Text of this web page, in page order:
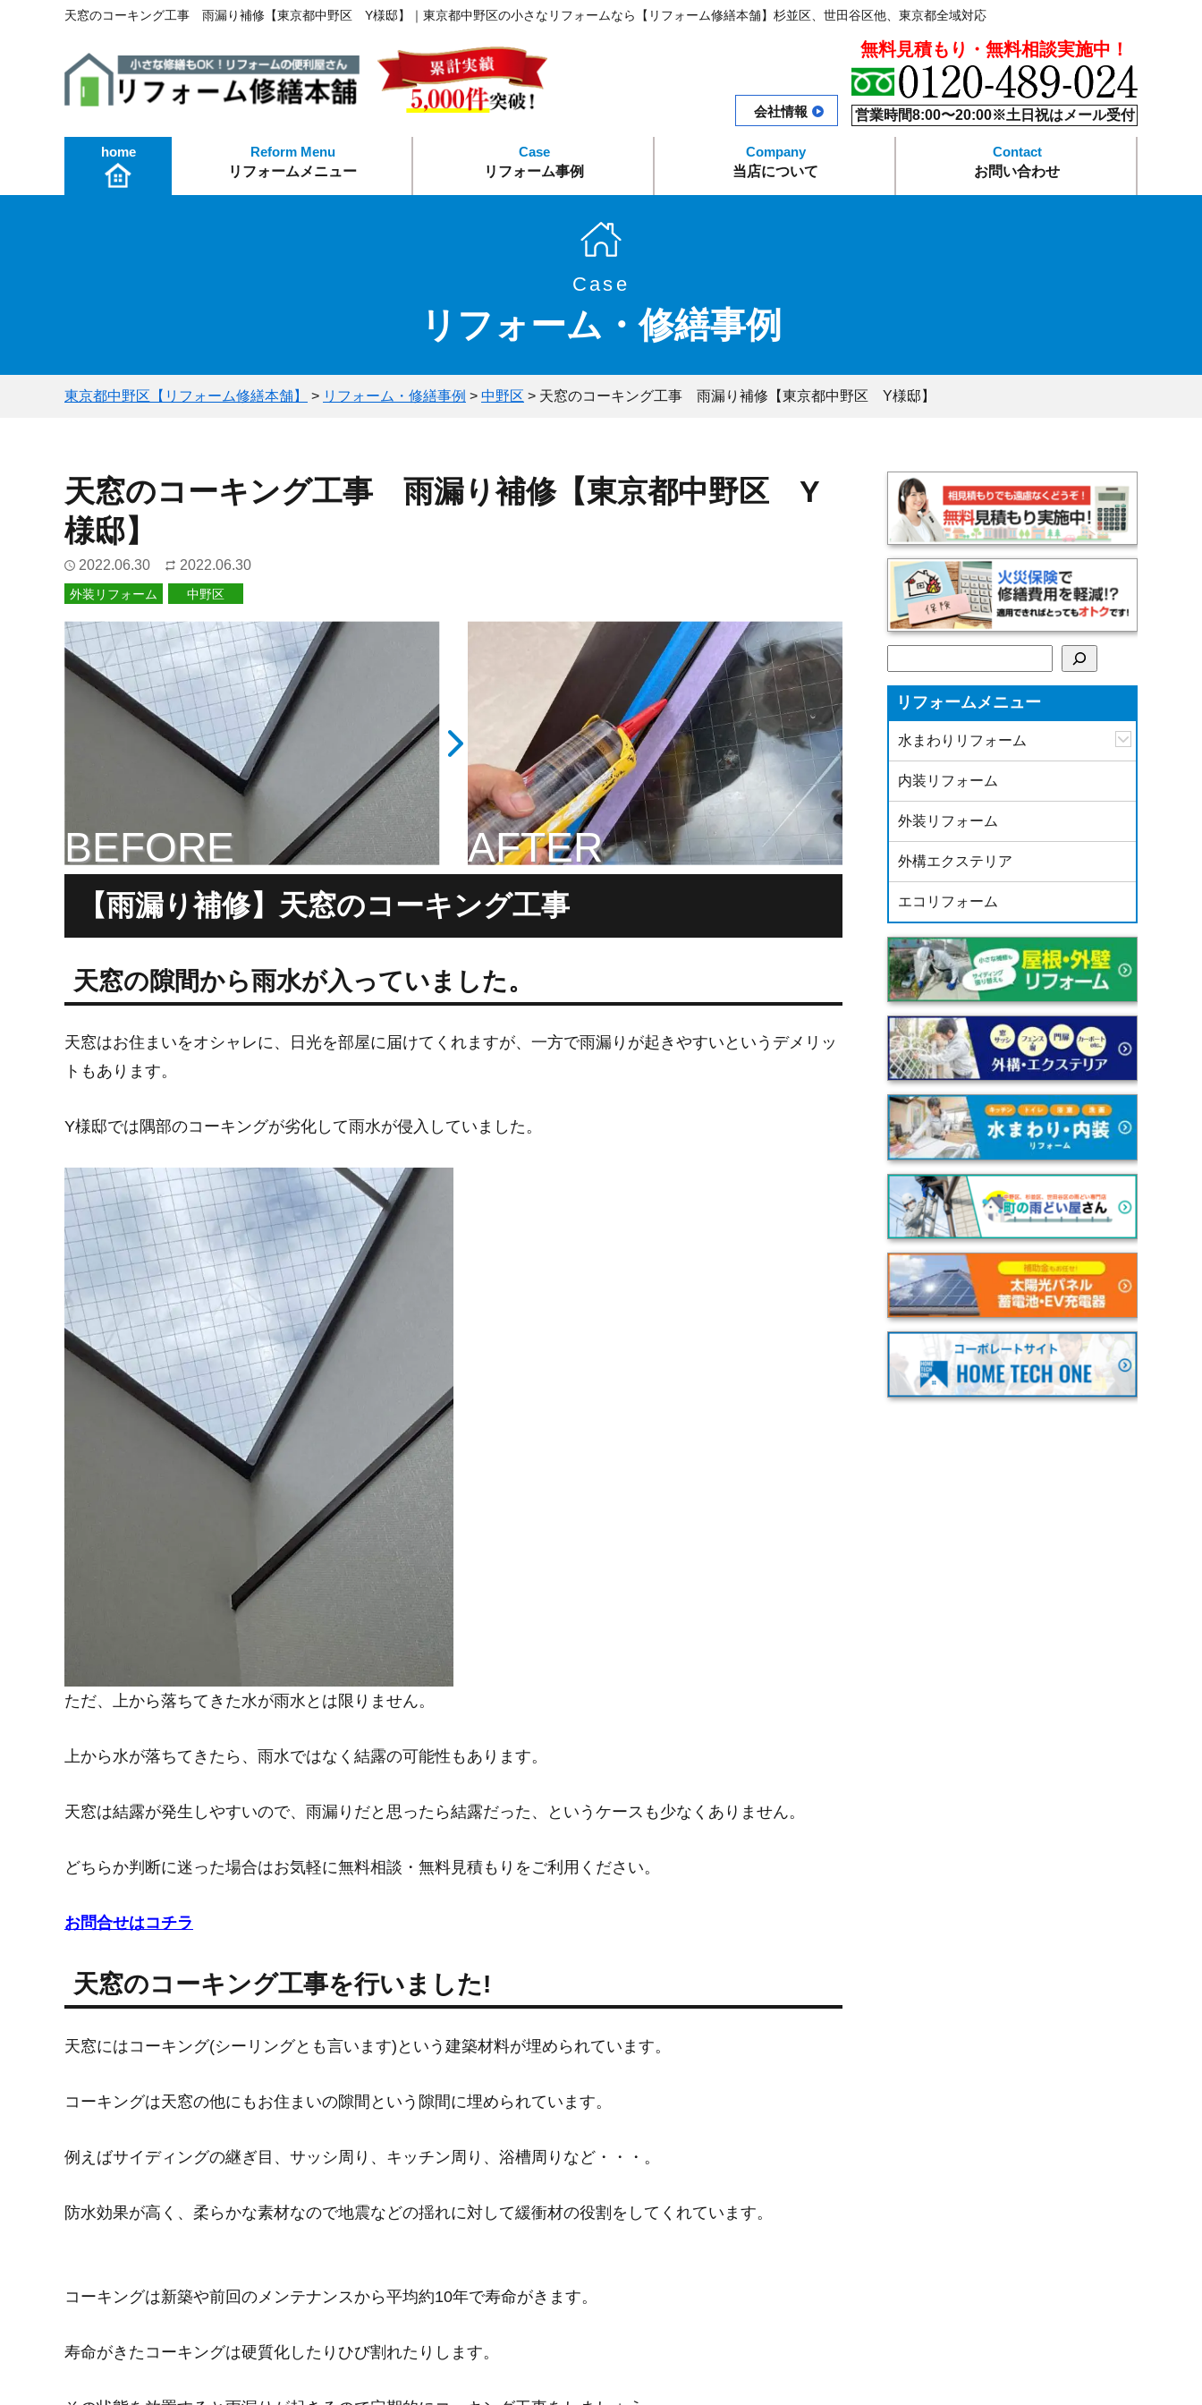
天窓のコーキング工事 雨漏り補修【東京都中野区 Y様邸】｜東京都中野区の小さなリフォームなら【リフォーム修繕本舗】杉並区、世田谷区他、東京都全域対応
会社情報
無料見積もり・無料相談実施中！
営業時間8:00〜20:00※土日祝はメール受付
home
リフォームメニュー
水まわりリフォーム
リフォーム事例 当店について お問い合わせ
Case
リフォーム・修繕事例
東京都中野区【リフォーム修繕本舗】 > リフォーム・修繕事例 > 中野区 > 天窓のコーキング工事 雨漏り補修【東京都中野区 Y様邸】
天窓のコーキング工事 雨漏り補修【東京都中野区 Y
様邸】
2022.06.30 2022.06.30
外装リフォーム 中野区
BEFORE AFTER
【雨漏り補修】天窓のコーキング工事
天窓の隙間から雨水が入っていました。
天窓はお住まいをオシャレに、日光を部屋に届けてくれますが、一方で雨漏りが起きやすいというデメリッ
トもあります。
Y様邸では隅部のコーキングが劣化して雨水が侵入していました。
ただ、上から落ちてきた水が雨水とは限りません。
上から水が落ちてきたら、雨水ではなく結露の可能性もあります。
天窓は結露が発生しやすいので、雨漏りだと思ったら結露だった、というケースも少なくありません。
どちらか判断に迷った場合はお気軽に無料相談・無料見積もりをご利用ください。
お問合せはコチラ
天窓のコーキング工事を行いました!
天窓にはコーキング(シーリングとも言います)という建築材料が埋められています。
コーキングは天窓の他にもお住まいの隙間という隙間に埋められています。
例えばサイディングの継ぎ目、サッシ周り、キッチン周り、浴槽周りなど・・・。
防水効果が高く、柔らかな素材なので地震などの揺れに対して緩衝材の役割をしてくれています。
コーキングは新築や前回のメンテナンスから平均約10年で寿命がきます。
寿命がきたコーキングは硬質化したりひび割れたりします。
リフォームメニュー
水まわりリフォーム
内装リフォーム
外装リフォーム
外構エクステリア
エコリフォーム